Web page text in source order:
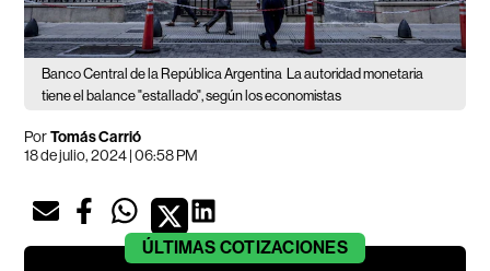
Banco Central de la República Argentina
La autoridad monetaria
tiene el balance "estallado", según los economistas
PorTomás Carrió
18 de julio, 2024 | 06:58 PM
ÚLTIMAS COTIZACIONES